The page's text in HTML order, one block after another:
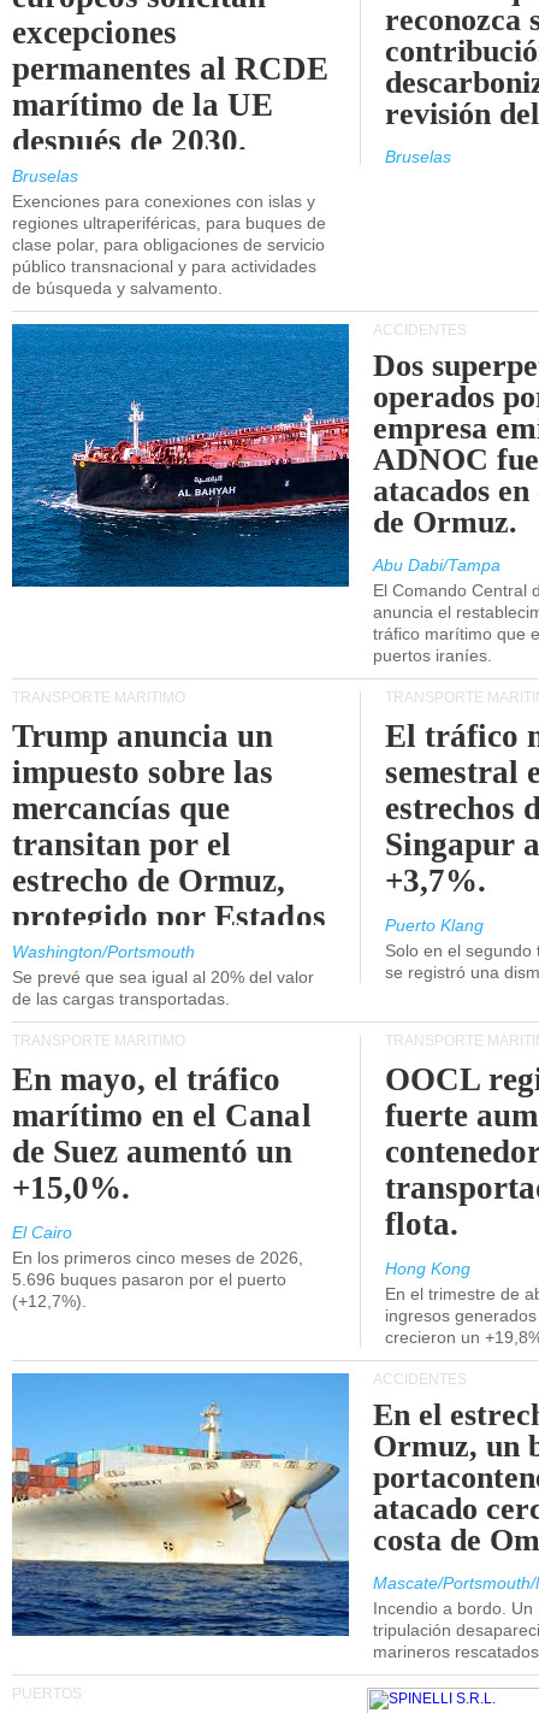
excepciones
permanentes al RCDE
marítimo de la UE
después de 2030.
Bruselas
Exenciones para conexiones con islas y
regiones ultraperiféricas, para buques de
clase polar, para obligaciones de servicio
público transnacional y para actividades
de búsqueda y salvamento.
reconozca
revisión
Bruselas
ACCIDENTES
Dos
operados
empresa
ADNOC
atacados
de Ormuz.
Abu Dabi/Tampa
El Comando Central
anuncia el
tráfico marítimo que
puertos iraníes.
TRANSPORTE MARÍTIMO
Trump anuncia un
impuesto sobre las
mercancías que
transitan por el
estrecho de Ormuz,
protegido por Estados
Unidos.
Washington/Portsmouth
Se prevé que sea igual al 20% del valor
de las cargas transportadas.
TRANSPORTE
El tráfico
semestral
estrechos
Singapur
+3,7%.
Puerto Klang
Solo en el
se registró una
TRANSPORTE MARÍTIMO
En mayo, el tráfico
marítimo en el Canal
de Suez aumentó un
+15,0%.
El Cairo
En los primeros cinco meses de 2026,
5.696 buques pasaron por el puerto
(+12,7%).
TRANSPORTE
OOCL
fuerte
flota.
Hong Kong
En el trimestre de
ingresos
crecieron un
ACCIDENTES
En el
Ormuz, un
atacado
costa de
Mascate/
Incendio a bordo.
tripulación
marineros
PUERTOS